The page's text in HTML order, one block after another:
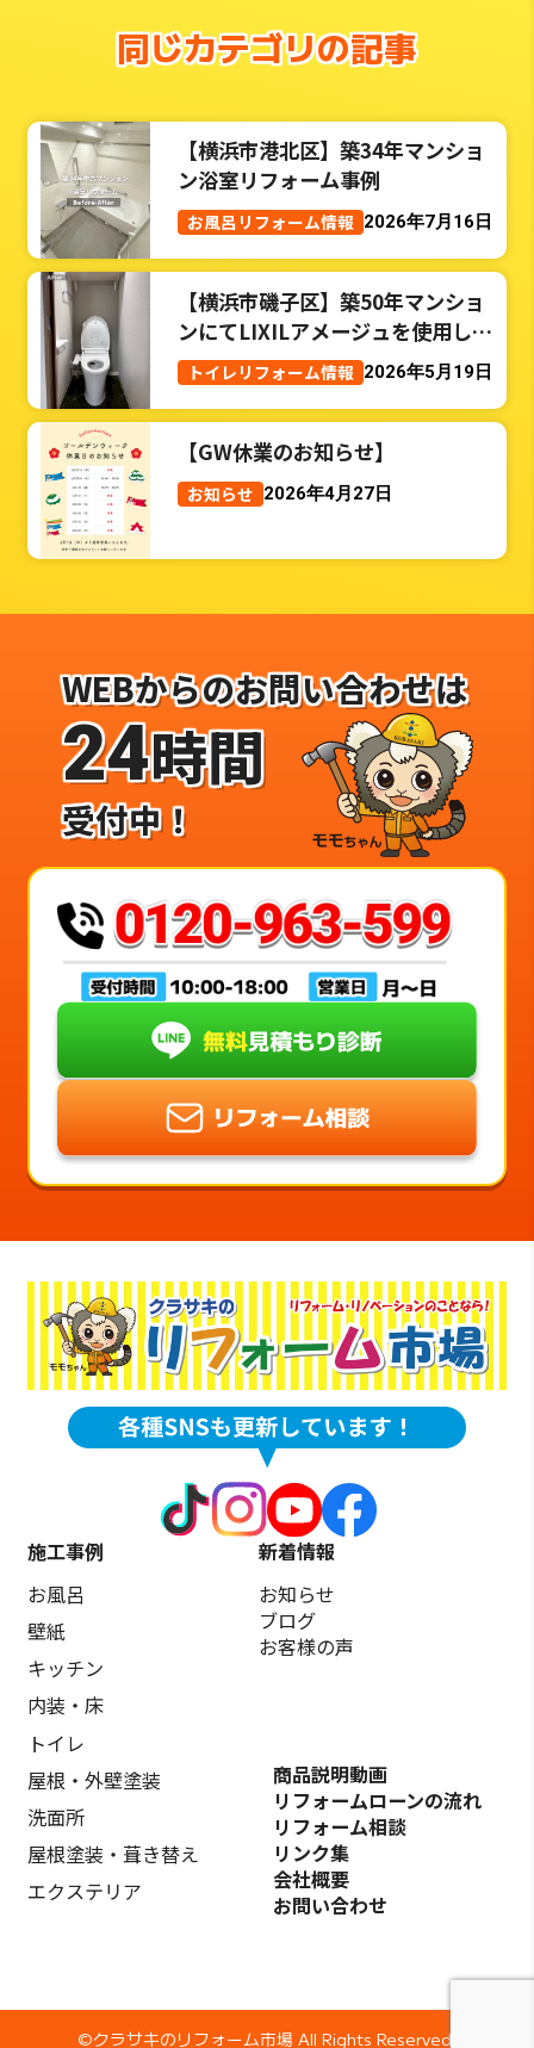
同じカテゴリの記事
【横浜市港北区】築34年マンショ
ン浴室リフォーム事例
お風呂リフォーム情報 2026年7月16日
【横浜市磯子区】築50年マンショ
ンにてLIXILアメージュを使用した
トイレリフォーム事例
トイレリフォーム情報 2026年5月19日
【GW休業のお知らせ】
お知らせ 2026年4月27日
WEBからのお問い合わせは
24時間
受付中！
施工事例
お風呂
壁紙
キッチン
内装・床
トイレ
屋根・外壁塗装
洗面所
屋根塗装・葺き替え
エクステリア
新着情報
お知らせ
ブログ
お客様の声
商品説明動画
リフォームローンの流れ
リフォーム相談
リンク集
会社概要
お問い合わせ
©️クラサキのリフォーム市場 All Rights Reserved.